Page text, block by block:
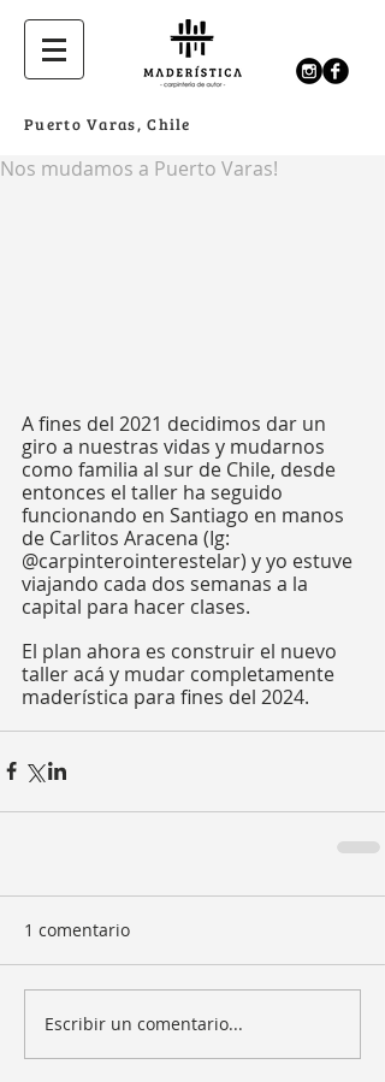
Puerto Varas, Chile
Nos mudamos a Puerto Varas!
A fines del 2021 decidimos dar un
giro a nuestras vidas y mudarnos
como familia al sur de Chile, desde
entonces el taller ha seguido
funcionando en Santiago en manos
de Carlitos Aracena (Ig:
@carpinterointerestelar) y yo estuve
viajando cada dos semanas a la
capital para hacer clases.
El plan ahora es construir el nuevo
taller acá y mudar completamente
maderística para fines del 2024.
1 comentario
Escribir un comentario...